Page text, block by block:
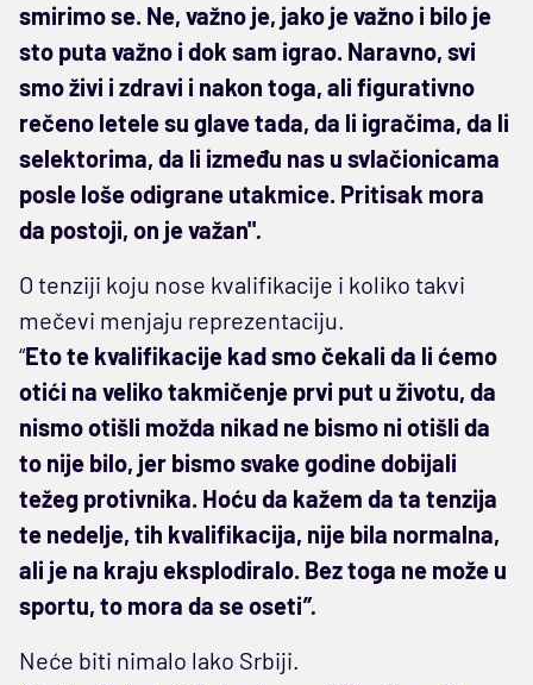
smirimo se. Ne, važno je, jako je važno i bilo je
sto puta važno i dok sam igrao. Naravno, svi
smo živi i zdravi i nakon toga, ali figurativno
rečeno letele su glave tada, da li igračima, da li
selektorima, da li između nas u svlačionicama
posle loše odigrane utakmice. Pritisak mora
da postoji, on je važan".
O tenziji koju nose kvalifikacije i koliko takvi
mečevi menjaju reprezentaciju.
“Eto te kvalifikacije kad smo čekali da li ćemo
otići na veliko takmičenje prvi put u životu, da
nismo otišli možda nikad ne bismo ni otišli da
to nije bilo, jer bismo svake godine dobijali
težeg protivnika. Hoću da kažem da ta tenzija
te nedelje, tih kvalifikacija, nije bila normalna,
ali je na kraju eksplodiralo. Bez toga ne može u
sportu, to mora da se oseti”.
Neće biti nimalo lako Srbiji.